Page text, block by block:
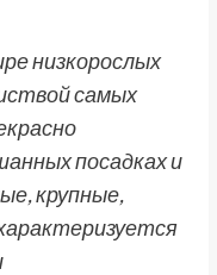
низкорослых
самых
посадках и
крупные,